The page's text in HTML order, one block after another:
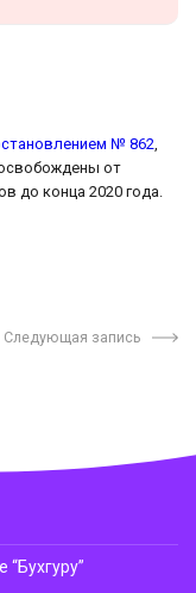
№ 862,
от
до конца 2020 года.
Следующая запись
“Бухгуру”